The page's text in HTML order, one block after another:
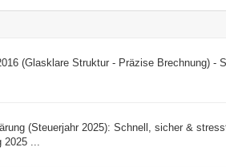
(Glasklare Struktur - Präzise Brechnung) -
(Steuerjahr 2025): Schnell, sicher &
...